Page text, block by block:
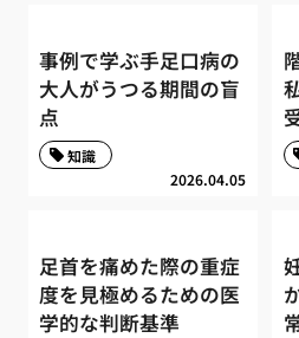
事例で学ぶ手足口病の
大人がうつる期間の盲
点
2026.04.05
知識
足首を痛めた際の重症
度を見極めるための医
学的な判断基準